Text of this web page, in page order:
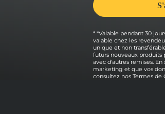
* *Valable pendant 30
valable chez les
unique et non
futurs nouveaux produits
avec d'autres remises.
marketing et que vos
consultez nos Termes de